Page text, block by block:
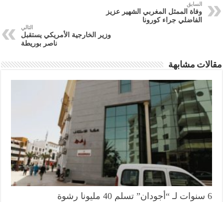
السابق
وفاة الممثل المغربي الشهير عزيز
الفاضلي جراء كورونا
التالي
وزير الخارجية الأمريكي يستقبل
ناصر بوريطة
مقالات مشابهة
6 سنوات لـ “أجودان” تسلم 40 مليونا رشوة